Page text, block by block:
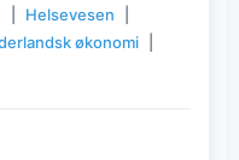
Helsevesen
økonomi